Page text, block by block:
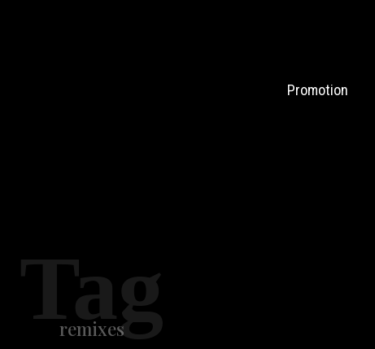
Promotion
Tag
remixes